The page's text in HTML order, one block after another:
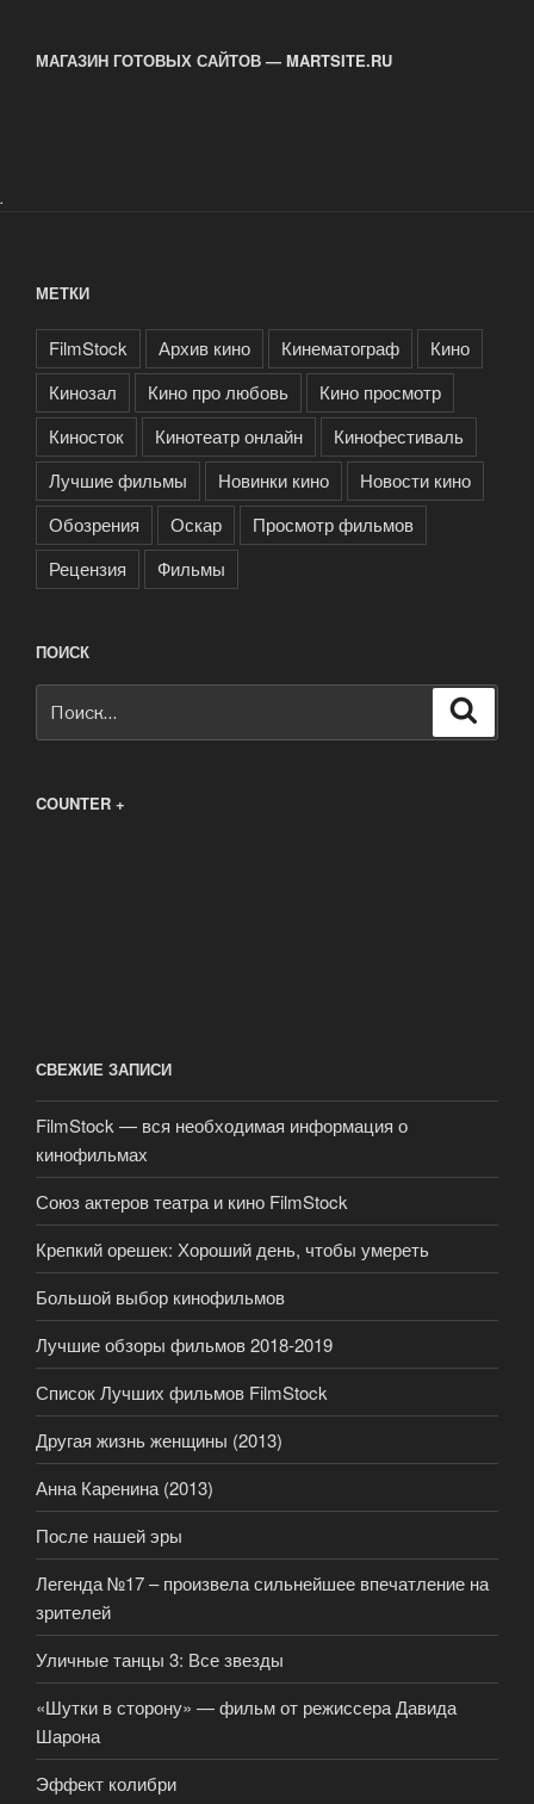
МАГАЗИН ГОТОВЫХ САЙТОВ — MARTSITE.RU
.
МЕТКИ
FilmStock Архив кино Кинематограф
Кино
Кинозал
Кино про любовь
Кино просмотр
Киносток
Кинотеатр онлайн
Кинофестиваль
Лучшие фильмы
Новинки кино
Новости кино
Обозрения
Оскар
Просмотр фильмов
Рецензия
Фильмы
ПОИСК
COUNTER +
СВЕЖИЕ ЗАПИСИ
FilmStock — вся необходимая информация о
кинофильмах
Союз актеров театра и кино FilmStock
Крепкий орешек: Хороший день, чтобы умереть
Большой выбор кинофильмов
Лучшие обзоры фильмов 2018-2019
Список Лучших фильмов FilmStock
Другая жизнь женщины (2013)
Анна Каренина (2013)
После нашей эры
Легенда №17 – произвела сильнейшее впечатление на
зрителей
Уличные танцы 3: Все звезды
«Шутки в сторону» — фильм от режиссера Давида
Шарона
Эффект колибри